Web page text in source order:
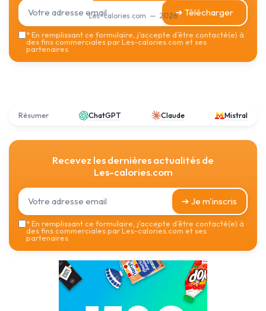
Les-calories.com — 2026➔ Télécharger
*En remplissant ce formulaire, j’accepte d’être contacté(e) à
des fins commerciales par Les-calories.com et ses
partenaires.
Résumer ChatGPT Claude Mistral
Recevez les dernières actualités de
Les-calories.com
➔ Je m'inscris
*En remplissant ce formulaire, j’accepte d’être contacté(e) à
des fins commerciales par Les-calories.com et ses
partenaires.